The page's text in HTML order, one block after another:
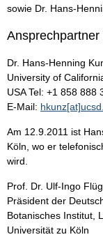
sowie Dr. Hans-
Dr. Hans-Henning
University of
USA Tel: +1 858 888
E-Mail:
Am 12.9.2011 ist
Köln, wo er
wird.
Prof. Dr. Ulf-Ingo
Präsident der
Botanisches Institut,
Universität zu Köln